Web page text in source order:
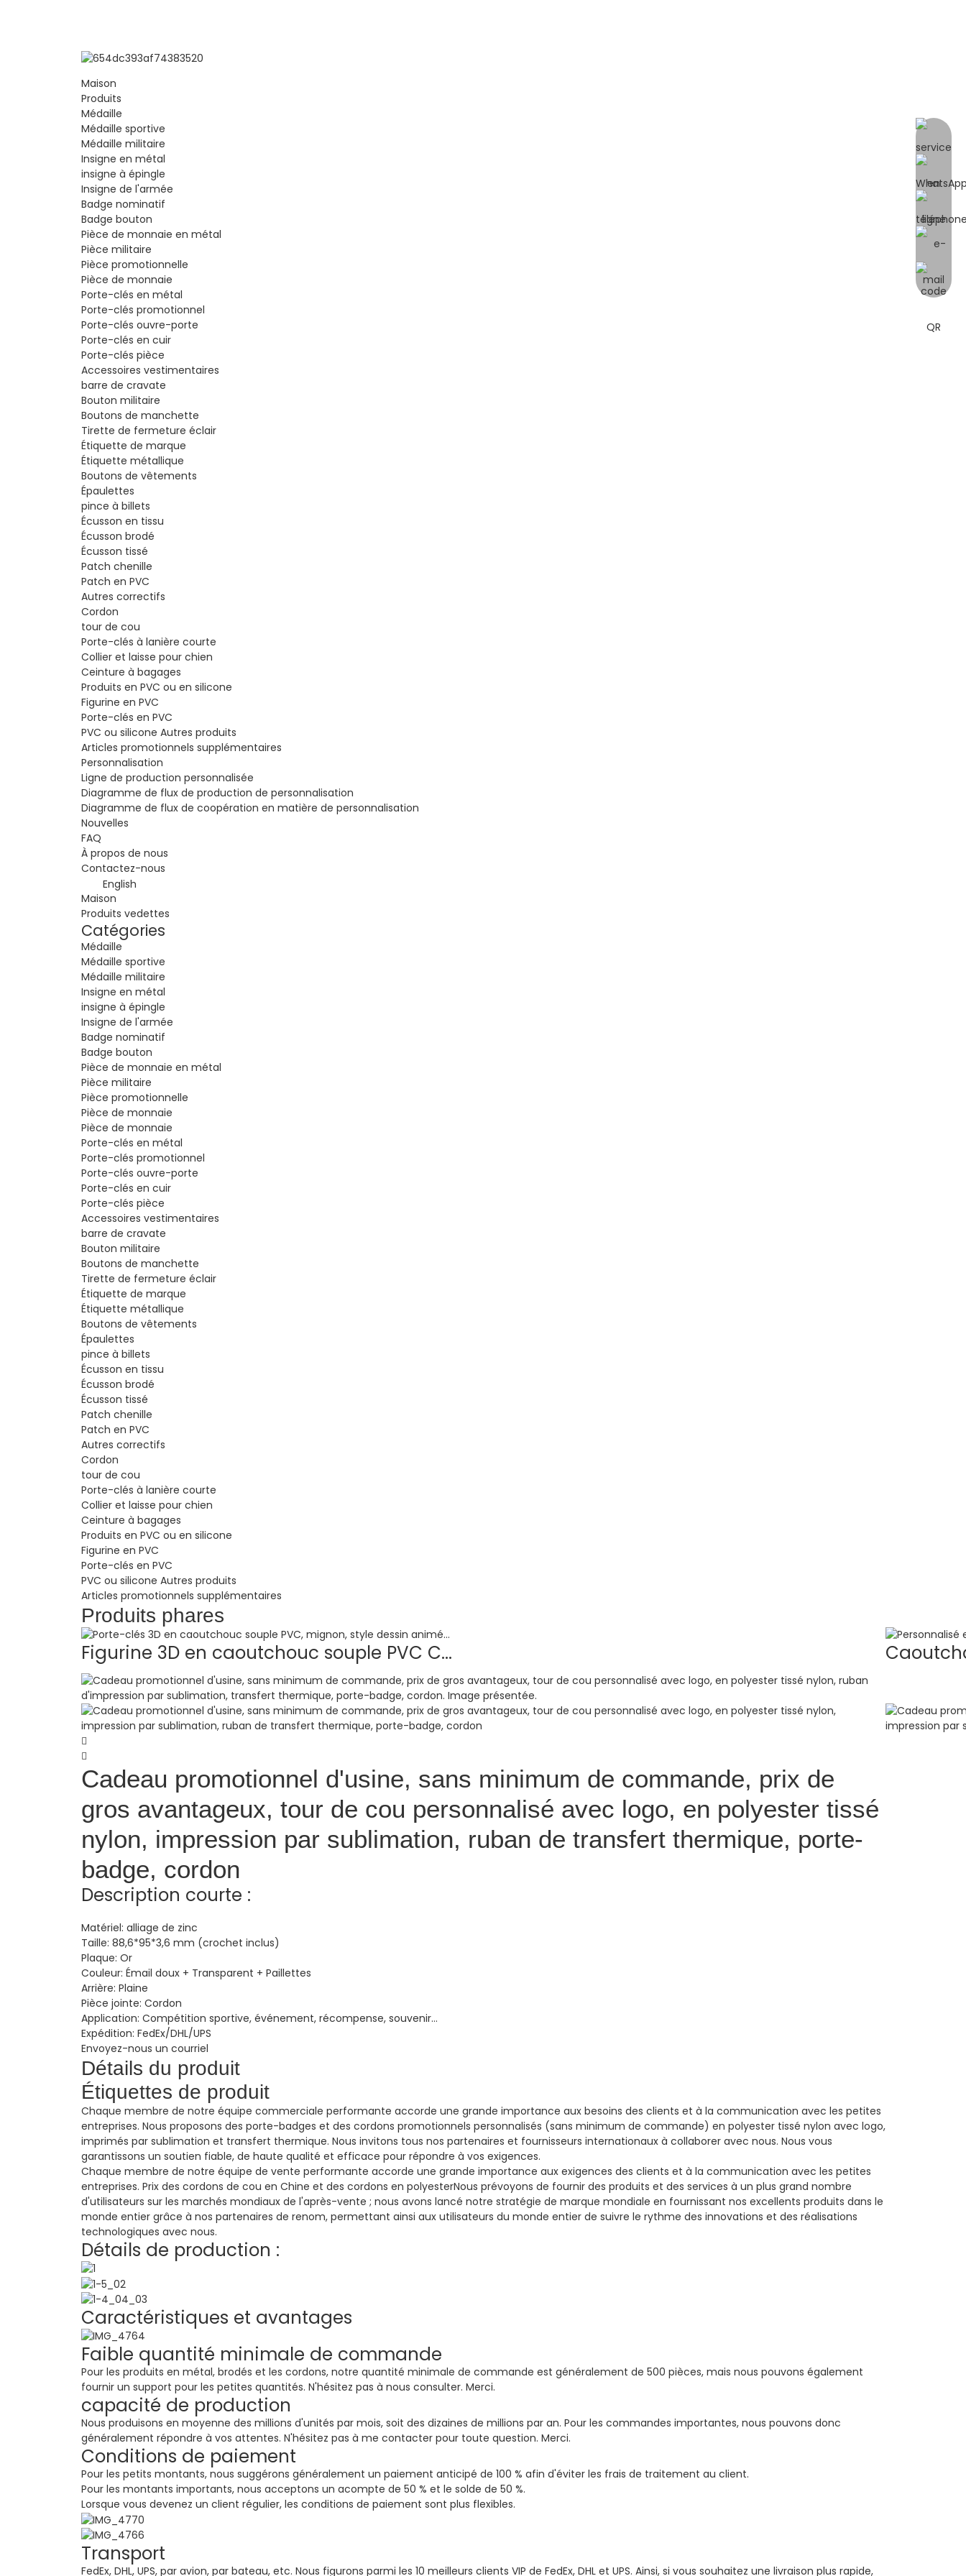
Maison
Produits
Médaille
Médaille sportive
Médaille militaire
Insigne en métal
insigne à épingle
Insigne de l'armée
Badge nominatif
Badge bouton
Pièce de monnaie en métal
Pièce militaire
Pièce promotionnelle
Pièce de monnaie
Porte-clés en métal
Porte-clés promotionnel
Porte-clés ouvre-porte
Porte-clés en cuir
Porte-clés pièce
Accessoires vestimentaires
barre de cravate
Bouton militaire
Boutons de manchette
Tirette de fermeture éclair
Étiquette de marque
Étiquette métallique
Boutons de vêtements
Épaulettes
pince à billets
Écusson en tissu
Écusson brodé
Écusson tissé
Patch chenille
Patch en PVC
Autres correctifs
Cordon
tour de cou
Porte-clés à lanière courte
Collier et laisse pour chien
Ceinture à bagages
Produits en PVC ou en silicone
Figurine en PVC
Porte-clés en PVC
PVC ou silicone Autres produits
Articles promotionnels supplémentaires
Personnalisation
Ligne de production personnalisée
Diagramme de flux de production de personnalisation
Diagramme de flux de coopération en matière de personnalisation
Nouvelles
FAQ
À propos de nous
Contactez-nous
English
Maison
Produits vedettes
Catégories
Médaille
Médaille sportive
Médaille militaire
Insigne en métal
insigne à épingle
Insigne de l'armée
Badge nominatif
Badge bouton
Pièce de monnaie en métal
Pièce militaire
Pièce promotionnelle
Pièce de monnaie
Pièce de monnaie
Porte-clés en métal
Porte-clés promotionnel
Porte-clés ouvre-porte
Porte-clés en cuir
Porte-clés pièce
Accessoires vestimentaires
barre de cravate
Bouton militaire
Boutons de manchette
Tirette de fermeture éclair
Étiquette de marque
Étiquette métallique
Boutons de vêtements
Épaulettes
pince à billets
Écusson en tissu
Écusson brodé
Écusson tissé
Patch chenille
Patch en PVC
Autres correctifs
Cordon
tour de cou
Porte-clés à lanière courte
Collier et laisse pour chien
Ceinture à bagages
Produits en PVC ou en silicone
Figurine en PVC
Porte-clés en PVC
PVC ou silicone Autres produits
Articles promotionnels supplémentaires
Produits phares
Figurine 3D en caoutchouc souple PVC C...
Cadeau promotionnel d'usine, sans minimum de commande, prix de
gros avantageux, tour de cou personnalisé avec logo, en polyester tissé
nylon, impression par sublimation, ruban de transfert thermique, porte-
badge, cordon
Description courte :
Matériel: alliage de zinc
Taille: 88,6*95*3,6 mm (crochet inclus)
Plaque: Or
Couleur: Émail doux + Transparent + Paillettes
Arrière: Plaine
Pièce jointe: Cordon
Application: Compétition sportive, événement, récompense, souvenir…
Expédition: FedEx/DHL/UPS
Envoyez-nous un courriel
Détails du produit
Étiquettes de produit
Chaque membre de notre équipe commerciale performante accorde une grande importance aux besoins des clients et à la communication avec les petites
entreprises. Nous proposons des porte-badges et des cordons promotionnels personnalisés (sans minimum de commande) en polyester tissé nylon avec logo,
imprimés par sublimation et transfert thermique. Nous invitons tous nos partenaires et fournisseurs internationaux à collaborer avec nous. Nous vous
garantissons un soutien fiable, de haute qualité et efficace pour répondre à vos exigences.
Chaque membre de notre équipe de vente performante accorde une grande importance aux exigences des clients et à la communication avec les petites
entreprises. Prix ​​des cordons de cou en Chine et des cordons en polyesterNous prévoyons de fournir des produits et des services à un plus grand nombre
d'utilisateurs sur les marchés mondiaux de l'après-vente ; nous avons lancé notre stratégie de marque mondiale en fournissant nos excellents produits dans le
monde entier grâce à nos partenaires de renom, permettant ainsi aux utilisateurs du monde entier de suivre le rythme des innovations et des réalisations
technologiques avec nous.
Détails de production :
Caractéristiques et avantages
Faible quantité minimale de commande
Pour les produits en métal, brodés et les cordons, notre quantité minimale de commande est généralement de 500 pièces, mais nous pouvons également
fournir un support pour les petites quantités. N'hésitez pas à nous consulter. Merci.
capacité de production
Nous produisons en moyenne des millions d'unités par mois, soit des dizaines de millions par an. Pour les commandes importantes, nous pouvons donc
généralement répondre à vos attentes. N'hésitez pas à me contacter pour toute question. Merci.
Conditions de paiement
Pour les petits montants, nous suggérons généralement un paiement anticipé de 100 % afin d'éviter les frais de traitement au client.
Pour les montants importants, nous acceptons un acompte de 50 % et le solde de 50 %.
Lorsque vous devenez un client régulier, les conditions de paiement sont plus flexibles.
Transport
FedEx, DHL, UPS, par avion, par bateau, etc. Nous figurons parmi les 10 meilleurs clients VIP de FedEx, DHL et UPS. Ainsi, si vous souhaitez une livraison plus rapide,